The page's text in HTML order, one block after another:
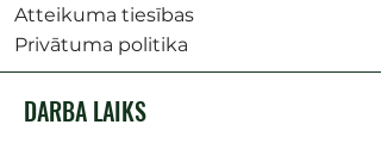
Atteikuma tiesības
Privātuma politika
DARBA LAIKS